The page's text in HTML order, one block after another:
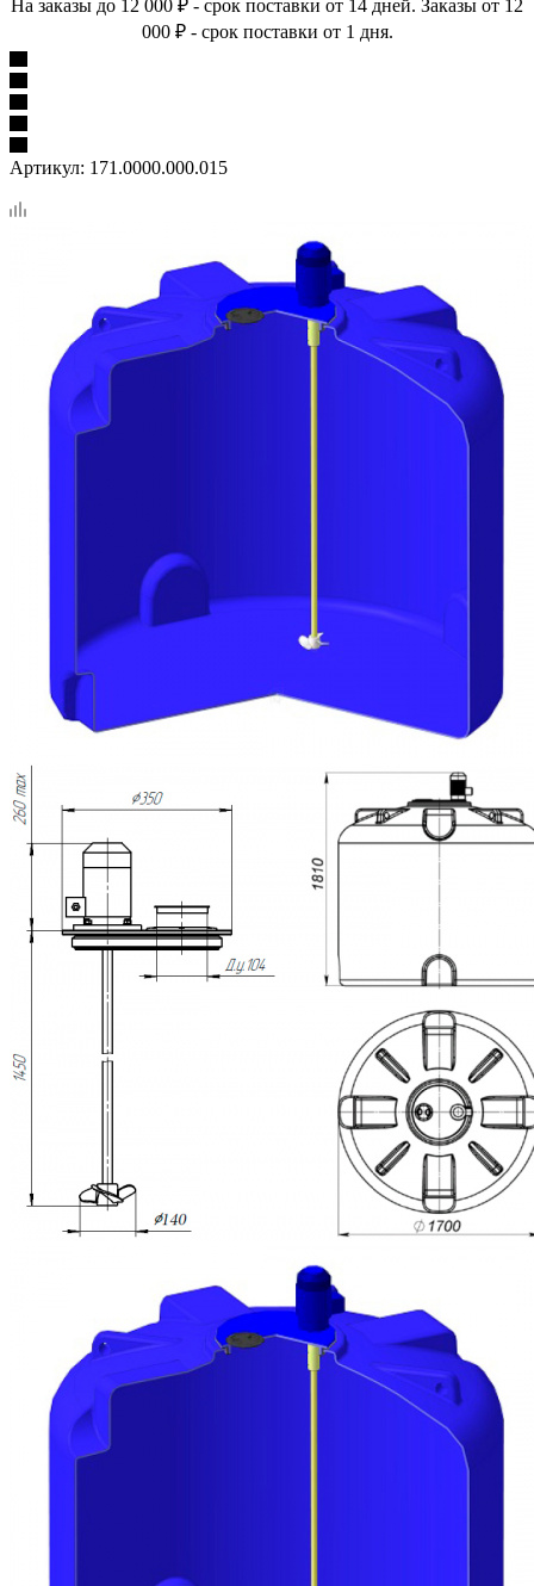
На заказы до 12 000 ₽ - срок поставки от 14 дней. Заказы от 12
000 ₽ - срок поставки от 1 дня.
Артикул: 171.0000.000.015